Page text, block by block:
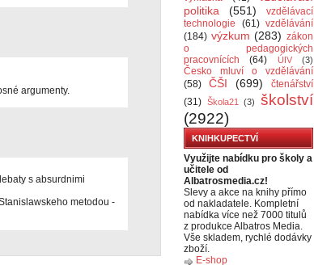
argumenty.
s absurdnimi
metodou -
politika
(551)
vzdělávací
technologie
(61) vzdělávání
(184) výzkum (283) zákon
o pedagogických
pracovnících
(64) ÚIV (3)
Česko mluví o vzdělávání
(58)
ČŠI (699)
čtenářství
(31) Škola21 (3)
školství
(2922)
KNIHKUPECTVÍ
Využijte nabídku pro školy a
učitele od
Albatrosmedia.cz!
Slevy a akce na knihy přímo
od nakladatele. Kompletní
nabídka více než 7000 titulů
z produkce Albatros Media.
Vše skladem, rychlé dodávky
zboží.
E-shop